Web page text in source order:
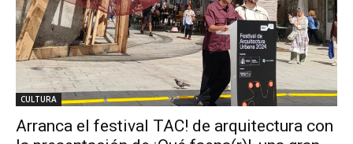
CULTURA
Arranca el festival TAC! de arquitectura con